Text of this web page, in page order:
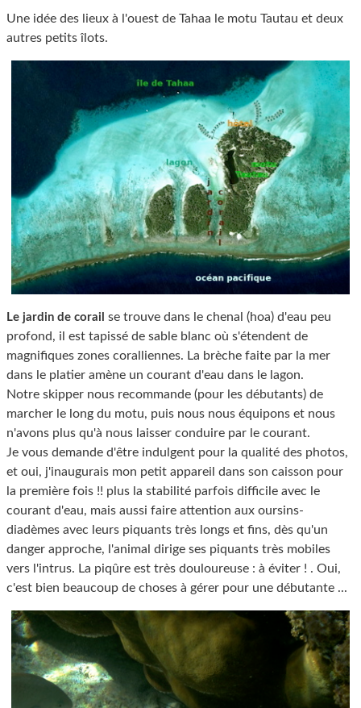
Une idée des lieux à l'ouest de Tahaa le motu Tautau et deux
autres petits îlots.
Le jardin de corail se trouve dans le chenal (hoa) d'eau peu
profond, il est tapissé de sable blanc où s'étendent de
magnifiques zones coralliennes. La brèche faite par la mer
dans le platier amène un courant d'eau dans le lagon.
Notre skipper nous recommande (pour les débutants) de
marcher le long du motu, puis nous nous équipons et nous
n'avons plus qu'à nous laisser conduire par le courant.
Je vous demande d'être indulgent pour la qualité des photos,
et oui, j'inaugurais mon petit appareil dans son caisson pour
la première fois !! plus la stabilité parfois difficile avec le
courant d'eau, mais aussi faire attention aux oursins-
diadèmes avec leurs piquants très longs et fins, dès qu'un
danger approche, l'animal dirige ses piquants très mobiles
vers l'intrus. La piqûre est très douloureuse : à éviter ! . Oui,
c'est bien beaucoup de choses à gérer pour une débutante ...